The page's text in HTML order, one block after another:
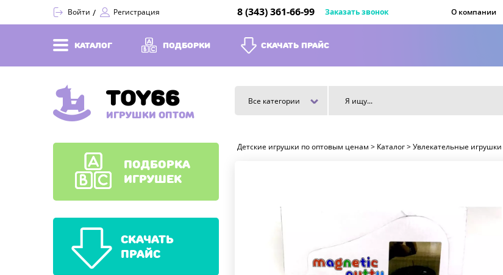
Войти Регистрация 8 (343) 361-66-99 Заказать звонок О компании
КАТАЛОГ ПОДБОРКИ СКАЧАТЬ ПРАЙС
TOY66
ИГРУШКИ ОПТОМ
Все категории
Детские игрушки по оптовым ценам > Каталог > Увлекательные игрушки
ПОДБОРКА
ИГРУШЕК
СКАЧАТЬ
ПРАЙС